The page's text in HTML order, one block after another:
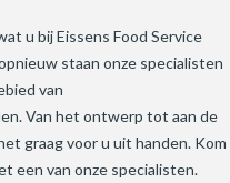
u bij Eissens Food Service
staan onze specialisten
van
Van het ontwerp tot aan de
graag voor u uit handen. Kom
een van onze specialisten.